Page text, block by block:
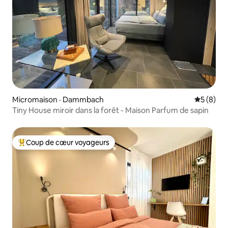
Micromaison · Dammbach Note
5 (8)
Tiny House miroir dans la forêt - Maison Parfum de sapin
Coup de cœur voyageurs parmi les plus aimés
Coup de cœur voyageurs